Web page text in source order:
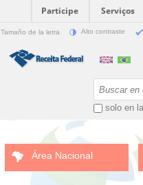
Participe Serviços
Tamaño de la letra Alto contraste
solo en
Área Nacional